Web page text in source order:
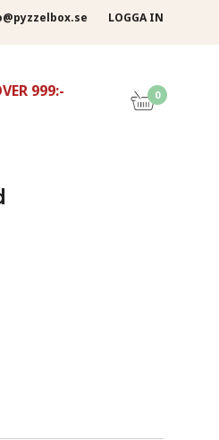
LOGGA IN
999:- 0